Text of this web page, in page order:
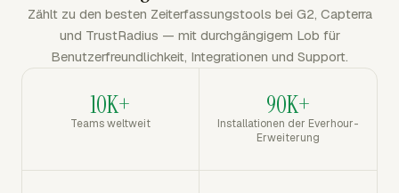
Zählt zu den besten Zeiterfassungstools bei G2, Capterra
und TrustRadius — mit durchgängigem Lob für
Benutzerfreundlichkeit, Integrationen und Support.
10K+
Teams weltweit
90K+
Installationen der Everhour-
Erweiterung